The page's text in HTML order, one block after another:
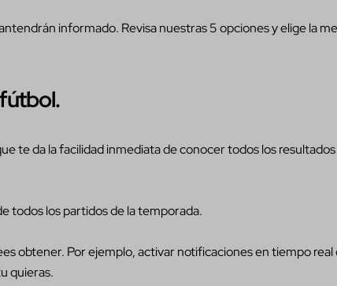
informado. Revisa nuestras 5 opciones y elige la
te da la facilidad inmediata de conocer todos los
todos los partidos de la temporada.
obtener. Por ejemplo, activar notificaciones en tiempo real
quieras.